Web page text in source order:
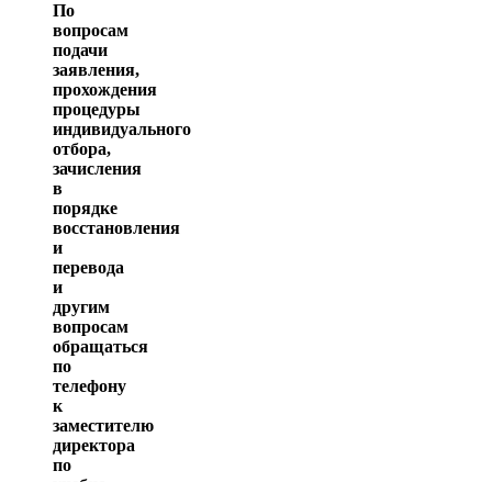
По
вопросам
подачи
заявления,
прохождения
процедуры
индивидуального
отбора,
зачисления
в
порядке
восстановления
и
перевода
и
другим
вопросам
обращаться
по
телефону
к
заместителю
директора
по